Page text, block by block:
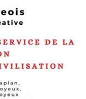
vos recettes crues
textures qui vous
vidéo.